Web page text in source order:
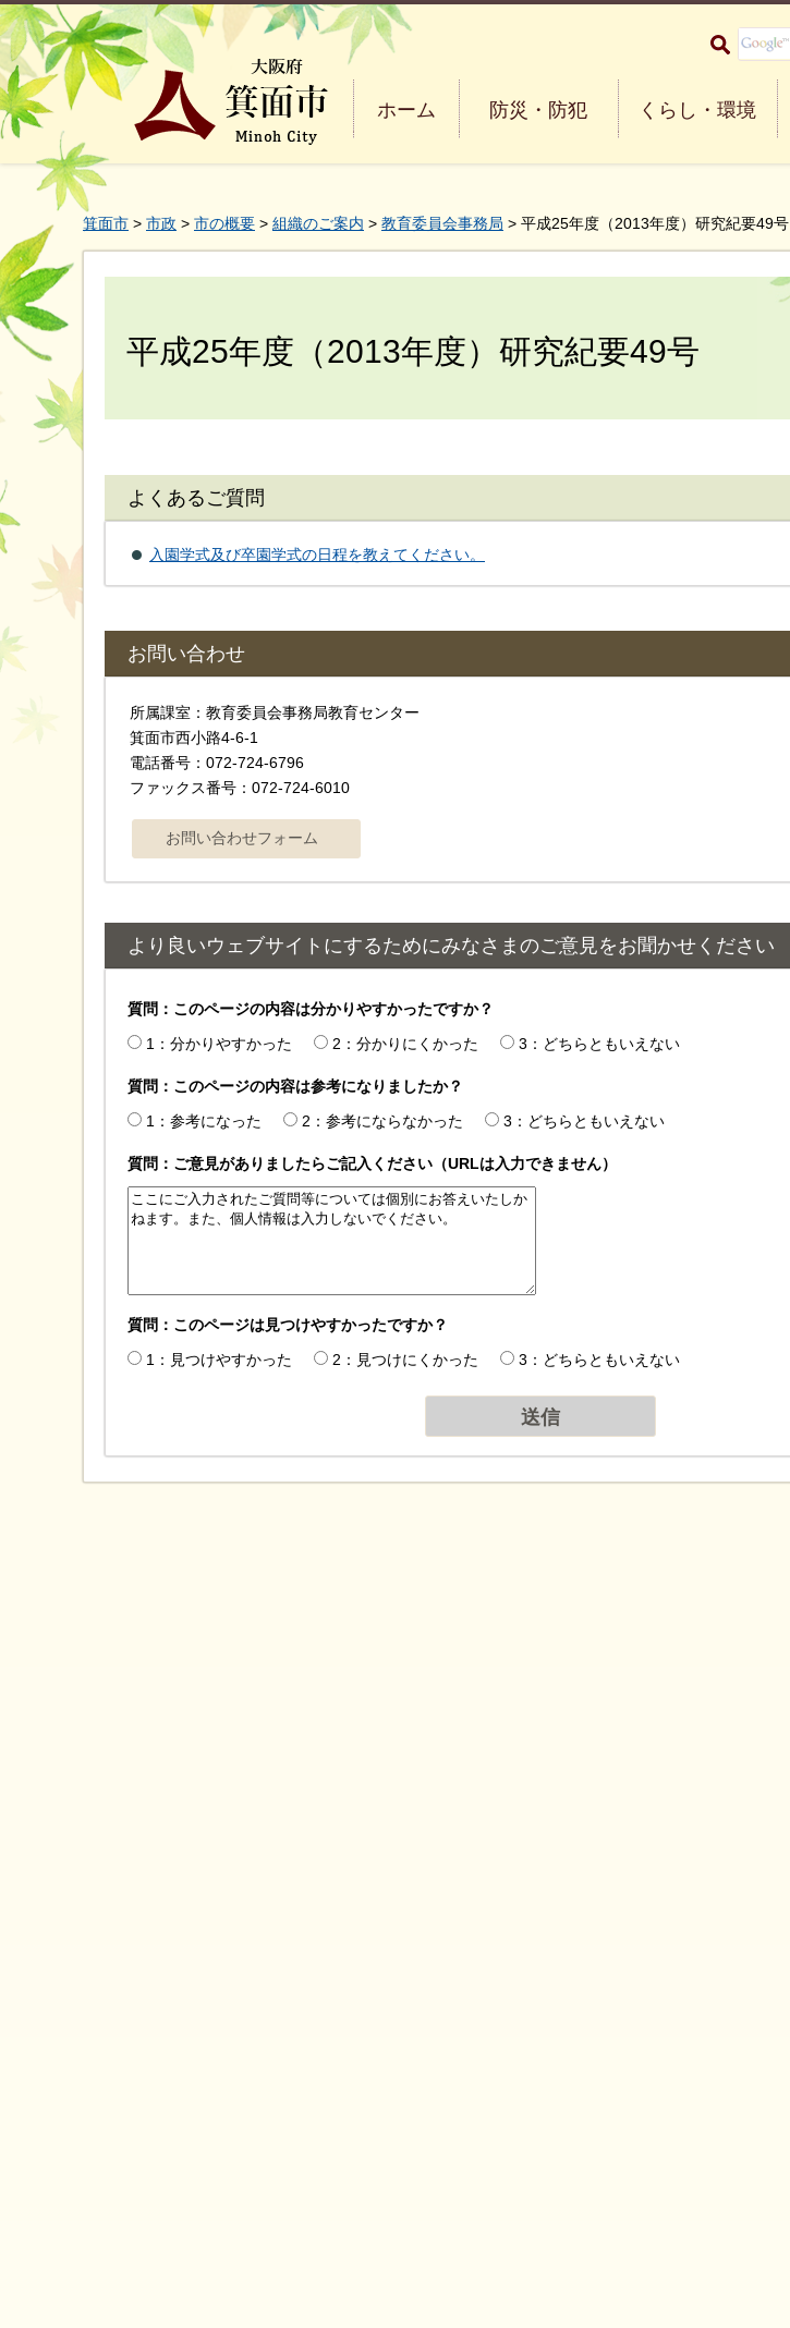
大阪府箕面市 Minoh City
ホーム 防災・防犯 くらし・環境
箕面市 > 市政 > 市の概要 > 組織のご案内 > 教育委員会事務局 > 平成25年度（2013年度）研究紀要49号
平成25年度（2013年度）研究紀要49号
よくあるご質問
入園学式及び卒園学式の日程を教えてください。
お問い合わせ
所属課室：教育委員会事務局教育センター
箕面市西小路4-6-1
電話番号：072-724-6796
ファックス番号：072-724-6010
より良いウェブサイトにするためにみなさまのご意見をお聞かせください
質問：このページの内容は分かりやすかったですか？
1：分かりやすかった
2：分かりにくかった 3：どちらともいえない
質問：このページの内容は参考になりましたか？
1：参考になった
2：参考にならなかった 3：どちらともいえない
質問：ご意見がありましたらご記入ください（URLは入力できません）
質問：このページは見つけやすかったですか？
1：見つけやすかった
2：見つけにくかった 3：どちらともいえない